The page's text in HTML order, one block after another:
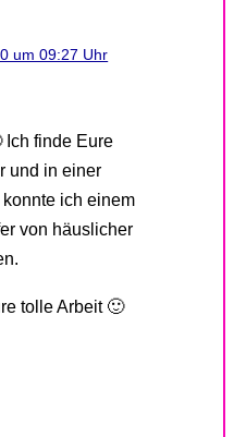
um 09:27 Uhr
Ich finde Eure
und in einer
ich einem
von häuslicher
tolle Arbeit 🙂